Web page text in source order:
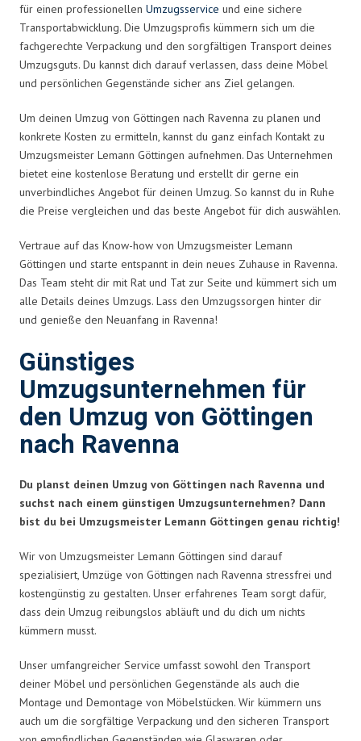
für einen professionellen Umzugsservice und eine sichere
Transportabwicklung. Die Umzugsprofis kümmern sich um die
fachgerechte Verpackung und den sorgfältigen Transport deines
Umzugsguts. Du kannst dich darauf verlassen, dass deine Möbel
und persönlichen Gegenstände sicher ans Ziel gelangen.
Um deinen Umzug von Göttingen nach Ravenna zu planen und
konkrete Kosten zu ermitteln, kannst du ganz einfach Kontakt zu
Umzugsmeister Lemann Göttingen aufnehmen. Das Unternehmen
bietet eine kostenlose Beratung und erstellt dir gerne ein
unverbindliches Angebot für deinen Umzug. So kannst du in Ruhe
die Preise vergleichen und das beste Angebot für dich auswählen.
Vertraue auf das Know-how von Umzugsmeister Lemann
Göttingen und starte entspannt in dein neues Zuhause in Ravenna.
Das Team steht dir mit Rat und Tat zur Seite und kümmert sich um
alle Details deines Umzugs. Lass den Umzugssorgen hinter dir
und genieße den Neuanfang in Ravenna!
Günstiges
Umzugsunternehmen für
den Umzug von Göttingen
nach Ravenna
Du planst deinen Umzug von Göttingen nach Ravenna und
suchst nach einem günstigen Umzugsunternehmen? Dann
bist du bei Umzugsmeister Lemann Göttingen genau richtig!
Wir von Umzugsmeister Lemann Göttingen sind darauf
spezialisiert, Umzüge von Göttingen nach Ravenna stressfrei und
kostengünstig zu gestalten. Unser erfahrenes Team sorgt dafür,
dass dein Umzug reibungslos abläuft und du dich um nichts
kümmern musst.
Unser umfangreicher Service umfasst sowohl den Transport
deiner Möbel und persönlichen Gegenstände als auch die
Montage und Demontage von Möbelstücken. Wir kümmern uns
auch um die sorgfältige Verpackung und den sicheren Transport